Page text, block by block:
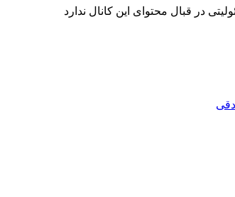
در قبال محتوای این کانال ندارد